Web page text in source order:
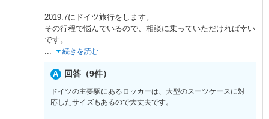
2019.7にドイツ旅行をします。
その行程で悩んでいるので、相談に乗っていただければ幸い
です。
...
続きを読む
回答（9件）
ドイツの主要駅にあるロッカーは、大型のスーツケースに対
応したサイズもあるので大丈夫です。